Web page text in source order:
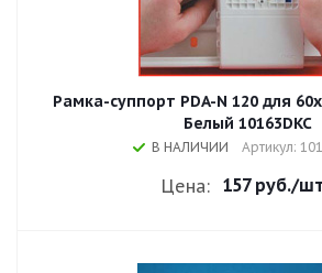
Рамка-суппорт PDA-N 120 для
Белый 10163DKC
В НАЛИЧИИ Артикул:
Цена: 157 руб./